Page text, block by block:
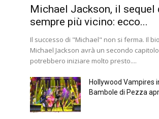
Michael Jackson, il sequel
sempre più vicino: ecco...
Il successo di "Michael" non si ferma. Il
Michael Jackson avrà un secondo
potrebbero iniziare molto presto....
Hollywood Vampires
Bambole di Pezza